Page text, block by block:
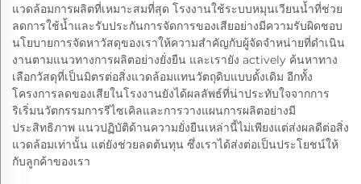
แวดล้อมการผลิตที่เหมาะสมที่สุด โรงงานใช้ระบบหมุนเวียนน้ำที่ช่วย
ลดการใช้น้ำและรับประกันการจัดการของเสียอย่างมีความรับผิดชอบ
นโยบายการจัดหาวัสดุของเราให้ความสำคัญกับผู้จัดจำหน่ายที่ดำเนิน
งานตามแนวทางการผลิตอย่างยั่งยืน และเรายัง actively ค้นหาทาง
เลือกวัสดุที่เป็นมิตรต่อสิ่งแวดล้อมแทนวัตถุดิบแบบดั้งเดิม อีกทั้ง
โครงการลดของเสียในโรงงานยังได้ผลลัพธ์ที่น่าประทับใจจากการ
ริเริ่มนวัตกรรมการรีไซเคิลและการวางแผนการผลิตอย่างมี
ประสิทธิภาพ แนวปฏิบัติด้านความยั่งยืนเหล่านี้ไม่เพียงแต่ส่งผลดีต่อสิ่ง
แวดล้อมเท่านั้น แต่ยังช่วยลดต้นทุน ซึ่งเราได้ส่งต่อเป็นประโยชน์ให้
กับลูกค้าของเรา